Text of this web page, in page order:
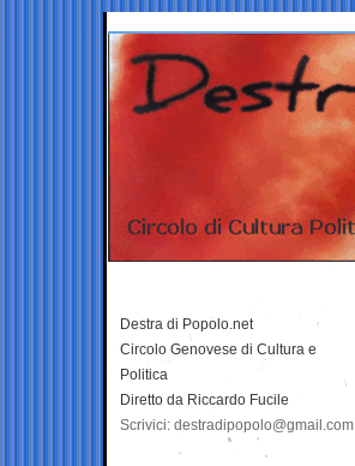
Destra di Popolo.net
Circolo Genovese di Cultura e
Politica
Diretto da Riccardo Fucile
Scrivici: destradipopolo@gmail.com